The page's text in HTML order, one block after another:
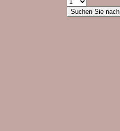
Suchen Sie nach